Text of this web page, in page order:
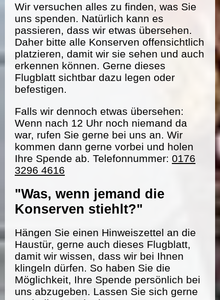
Wir versuchen alles zu finden, was Sie
uns spenden. Natürlich kann es
passieren, dass wir etwas übersehen.
Daher bitte alle Konserven offensichtlich
platzieren, damit wir sie sehen und auch
erkennen können. Gerne dieses
Flugblatt sichtbar dazu legen oder
befestigen.
Falls wir dennoch etwas übersehen:
Wenn nach 12 Uhr noch niemand da
war, rufen Sie gerne bei uns an. Wir
kommen dann gerne vorbei und holen
Ihre Spende ab. Telefonnummer: 0176
3296 4616
"Was, wenn jemand die
Konserven stiehlt?"
Hängen Sie einen Hinweiszettel an die
Haustür, gerne auch dieses Flugblatt,
damit wir wissen, dass wir bei Ihnen
klingeln dürfen. So haben Sie die
Möglichkeit, Ihre Spende persönlich bei
uns abzugeben. Lassen Sie sich gerne